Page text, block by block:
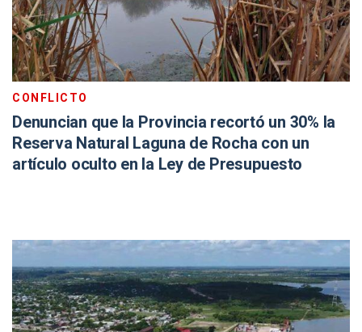
CONFLICTO
Denuncian que la Provincia recortó un 30% la
Reserva Natural Laguna de Rocha con un
artículo oculto en la Ley de Presupuesto